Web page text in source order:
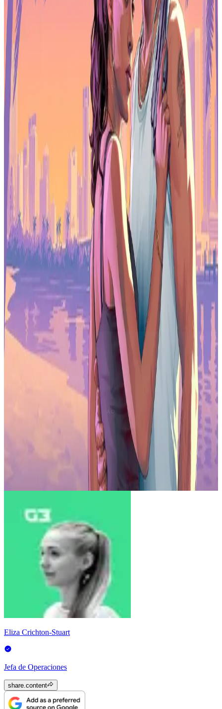
Qué más hay en el lanzamiento de abril
The Crew Motorfest
completa muy bien el espacio de los juegos
de carreras. El título de carreras de mundo abierto de Ubisoft,
ambientado en una versión ficticia de Hawái, se lanzó en 2023 y se
centró fuertemente en la cultura de festivales y en la progresión
basada en eventos. Ha tenido un camino difícil desde entonces
debido a la controversia en torno al cierre de los servidores de The
Crew 1, pero como experiencia de carreras independiente en PS
Plus, ofrece mucho contenido para que los suscriptores disfruten.
Football Manager 26 Console es el tercer título confirmado. La
versión para consola del simulador de gestión de Sports Interactive
se ha ganado su propia audiencia, separada de la versión principal
para PC, ofreciendo una versión más accesible de la serie sin
eliminar la profundidad que hace que Football Manager sea adictivo.
Añadirlo al catálogo en abril encaja bien con el final de la temporada
de fútbol.
Qué significa esto para los suscriptores
Para los miembros de Extra y Premium, abril se perfila como uno de
los mejores meses de los últimos tiempos. Tres títulos con un
atractivo genuinamente amplio, que cubren RPG de acción, carreras
y gestión deportiva, conforman una selección sólida. Horizon Zero
Dawn Remastered por sí solo haría de este un mes destacado. Los
otros dos son adiciones genuinas, no relleno.
Sony suele confirmar el catálogo de Extra y Premium unos días
antes de que los títulos estén disponibles, por lo que debería llegar
un anuncio oficial antes del 21 de abril. Hasta entonces, esta
filtración tiene un peso significativo. Para conocer lo último sobre
todo lo que llega a PlayStation y más allá, explora las últimas
noticias de videojuegospara estar al tanto del próximo lanzamiento.
Eliza Crichton-Stuart
Jefa de Operaciones
share.content